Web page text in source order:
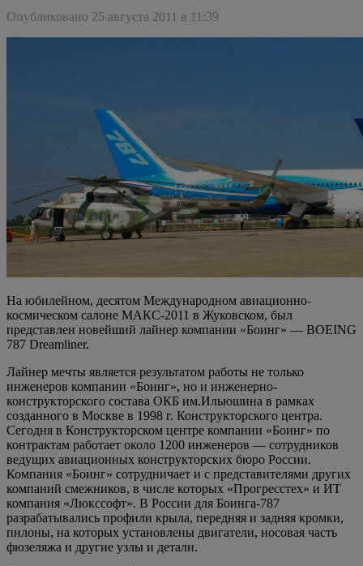
Опубликовано 25 августа 2011 в 11:39
На юбилейном, десятом Международном авиационно-
космическом салоне МАКС-2011 в Жуковском, был
представлен новейший лайнер компании «Боинг» — BOEING
787 Dreamliner.
Лайнер мечты является результатом работы не только
инженеров компании «Боинг», но и инженерно-
конструкторского состава ОКБ им.Ильюшина в рамках
созданного в Москве в 1998 г. Конструкторского центра.
Сегодня в Конструкторском центре компании «Боинг» по
контрактам работает около 1200 инженеров — сотрудников
ведущих авиационных конструкторских бюро России.
Компания «Боинг» сотрудничает и с представителями других
компаний смежников, в числе которых «Прогресстех» и ИТ
компания «Люкссофт». В России для Боинга-787
разрабатывались профили крыла, передняя и задняя кромки,
пилоны, на которых установлены двигатели, носовая часть
фюзеляжа и другие узлы и детали.